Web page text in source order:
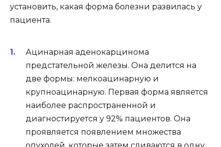
установить, какая форма болезни развилась у
пациента.
Ацинарная аденокарцинома
предстательной железы. Она делится на
две формы: мелкоацинарную и
крупноацинарную. Первая форма является
наиболее распространенной и
диагностируется у 92% пациентов. Она
проявляется появлением множества